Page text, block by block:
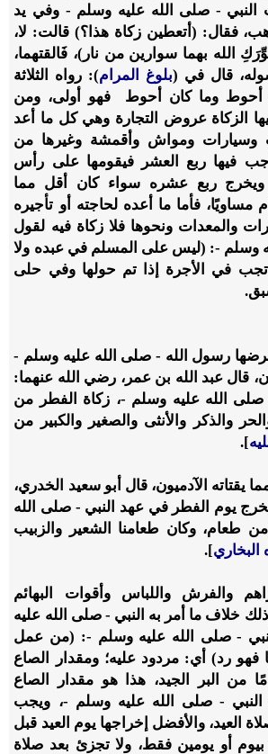
النبي - صلى الله عليه وسلم - وفي يد
فقال: (أتعطين زكاة هذا؟) قالت: لا،
الله بهما سوارين من نار)، فَالقتهما،
قال في (بلوغ المرام): رواه الثلاثة
أحوط وما كان أحوط فهو أولى، ومن
الزكاة عروض التجارة وهي كل ما أعد
وسيارات ومواش وأقمشة وغيرها من
فيها ربع العشر فيقومها على رأس
ويخرج ربع عشره سواء كان أقل مما
مساويًا، فأما ما أعده لحاجته أو تأجيره
والمعدات ونحوها فلا زكاة فيه لقول
وسلم -: (ليس على المسلم في عبده ولا
في الأجرة إذا تم حولها وفي حلى
رسول الله - صلى الله عليه وسلم -
قال عبد الله بن عمر، رضي الله عنهما:
الله عليه وسلم -، زكاة الفطر من
والذكر والأنثى والصغير والكبير من
].
الآدميون، قال أبو سعيد الخدري،
يوم الفطر في عهد النبي - صلى الله
طعام، وكان طعامنا الشعير والزبيب
البخاري].
والفرش واللباس وأقوات البهائم
ذلك خلاف ما أمر به النبي - صلى الله عليه
- صلى الله عليه وسلم -: (من عمل
فهو رد) أي: مردود عليه؛ ومقدار الصاع
من البر الجيد، هذا هو مقدار الصاع
النبي - صلى الله عليه وسلم -، ويجب
العيد، والأفضل إخراجها يوم العيد قبل
بيوم أو يومين فقط، ولا تجزئ بعد صلاة